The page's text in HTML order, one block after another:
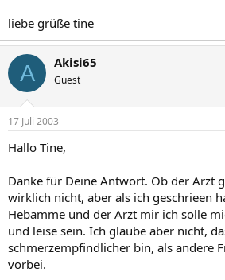
liebe grüße tine
A Akisi65
Guest
17 Juli 2003
Hallo Tine,
Danke für Deine Antwort. Ob der Arzt
wirklich nicht, aber als ich geschrieen
Hebamme und der Arzt mir ich solle
und leise sein. Ich glaube aber nicht,
schmerzempfindlicher bin, als andere
vorbei.